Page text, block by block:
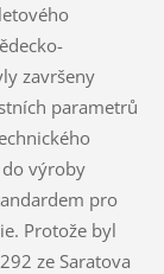
završeny
parametrů
do výroby
pro
Protože byl
ze Saratova